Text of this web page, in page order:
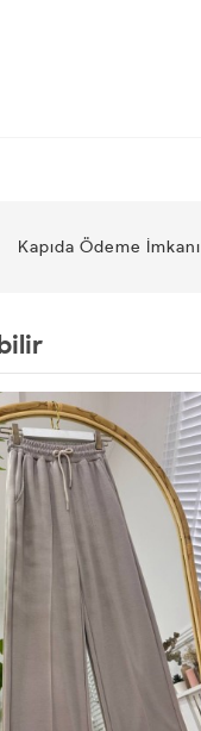
Kapıda Ödeme İmkanı